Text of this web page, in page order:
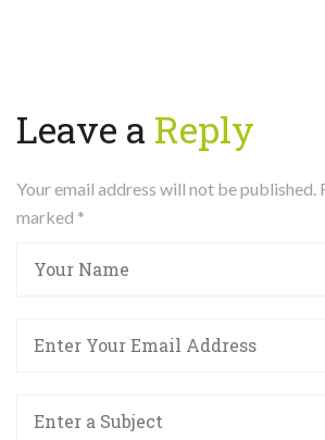
Leave a Reply
Your email address will not be published.
marked *